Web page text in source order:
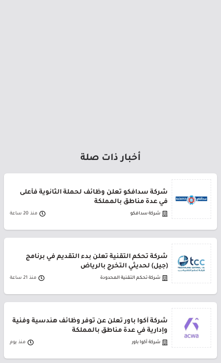
أخبار ذات صلة
شركة سدافكو تعلن وظائف لحملة الثانوية فأعلى
في عدة مناطق بالمملكة
شركة سدافكو منذ 20 ساعة
شركة تحكم التقنية تعلن بدء التقديم في برنامج
(جيل) لحديثي التخرج بالرياض
شركة تحكم التقنية المحدودة منذ 21 ساعة
شركة أكوا باور تعلن عن توفر وظائف هندسية وفنية
وإدارية في عدة مناطق بالمملكة
شركة أكوا باور منذ يوم